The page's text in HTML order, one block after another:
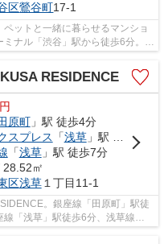
区鶯谷町17-1
ットと一緒に暮らせるマンショ
ナル「渋谷」駅から徒歩6分。東
RESIDENCE
原町」駅 徒歩4分
スプレス
「浅草」駅 徒歩3分
「浅草」駅 徒歩7分
㎡
区浅草１丁目11-1
。銀座線「田原町」駅徒
「浅草」駅徒歩6分、浅草線